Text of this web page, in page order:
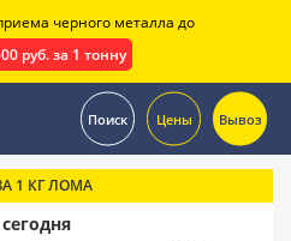
Поиск Цены Вывоз
1 КГ ЛОМА
черного металла до
руб. за 1 тонну
.